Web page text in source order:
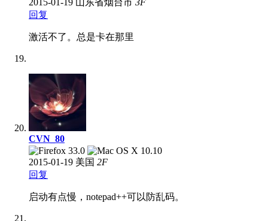
2015-01-19 山东省烟台市 3F
回复
激活不了。总是卡在那里
CVN_80
2015-01-19 美国 2F
回复
启动有点慢，notepad++可以防乱码。